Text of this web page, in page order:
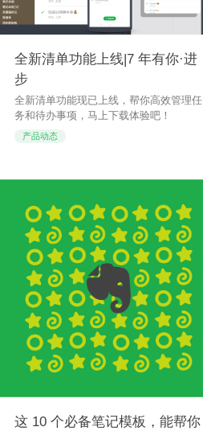
全新清单功能上线|7 年有你·进
步
全新清单功能现已上线，帮你高效管理任
务和待办事项，马上下载体验吧！
产品动态
这 10 个必备笔记模板，能帮你